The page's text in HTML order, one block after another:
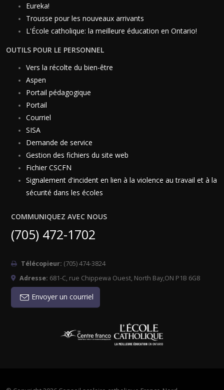
Eureka!
Trousse pour les nouveaux arrivants
L'École catholique: la meilleure éducation en Ontario!
OUTILS POUR LE PERSONNEL
Vers la récolte du bien-être
Aspen
Portail pédagogique
Portail
Courriel
SISA
Demande de service
Gestion des fichiers du site web
Fichier CSCFN
Signalement d'incident en lien à la violence au travail et à la
sécurité dans les écoles
COMMUNIQUEZ AVEC NOUS
(705) 472-1702
Télécopieur: (705) 474-3824
Adresse: 681-C, rue Chippewa Ouest, North Bay,ON P1B 6G8
Envoyer un courriel